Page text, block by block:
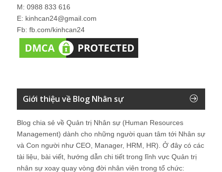
M: 0988 833 616
E: kinhcan24@gmail.com
Fb: fb.com/kinhcan24
Giới thiệu về Blog Nhân sự
Blog chia sẻ về Quản trị Nhân sự (Human Resources
Management) dành cho những người quan tâm tới Nhân sự
và Con người như CEO, Manager, HRM, HR). Ở đây có các
tài liệu, bài viết, hướng dẫn chi tiết trong lĩnh vực Quản trị
nhân sự xoay quay vòng đời nhân viên trong tổ chức: